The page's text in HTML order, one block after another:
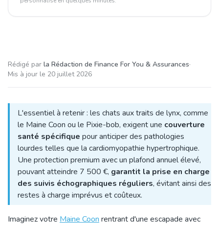
Rédigé par la Rédaction de Finance For You & Assurances·
Mis à jour le 20 juillet 2026
L'essentiel à retenir : les chats aux traits de lynx, comme
le Maine Coon ou le Pixie-bob, exigent une couverture
santé spécifique pour anticiper des pathologies
lourdes telles que la cardiomyopathie hypertrophique.
Une protection premium avec un plafond annuel élevé,
pouvant atteindre 7 500 €, garantit la prise en charge
des suivis échographiques réguliers, évitant ainsi des
restes à charge imprévus et coûteux.
Imaginez votre Maine Coon rentrant d'une escapade avec